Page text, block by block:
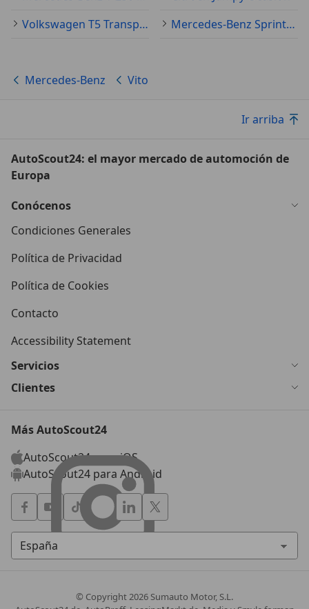
Volkswagen T5 Transporter Ocasión
Mercedes-Benz Sprinter Ocasión
Mercedes-Benz Vito
Ir arriba
AutoScout24: el mayor mercado de automoción de
Europa
Conócenos
Condiciones Generales
Política de Privacidad
Política de Cookies
Contacto
Accessibility Statement
Servicios
Clientes
Más AutoScout24
AutoScout24 para iOS
AutoScout24 para Android
© Copyright2026 Sumauto Motor, S.L.